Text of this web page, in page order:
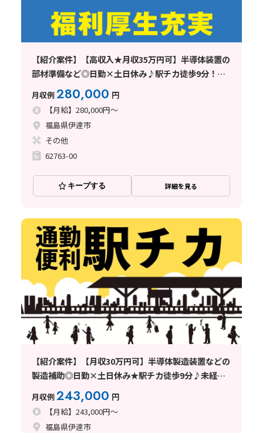
【紹介案件】【高収入★月収35万円可】半導体装置の
部材準備など◎日勤×土日休み♪駅チカ徒歩9分！空
月収例280,000 円
【月給】280,000円～
福島県伊達市
その他
62763-00
キープする 詳細を見る
【紹介案件】【月収30万円可】半導体製造装置などの
製造補助◎日勤×土日休み★駅チカ徒歩9分♪未経験
月収例243,000 円
【月給】243,000円～
福島県伊達市